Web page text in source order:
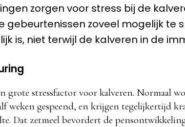
zorgen voor stress bij de
gebeurtenissen zoveel mogelijk te
is, niet terwijl de kalveren in de
grote stressfactor voor kalveren. Normaal
weken gespeend, en krijgen tegelijkertijd
Dat zetmeel bevordert de